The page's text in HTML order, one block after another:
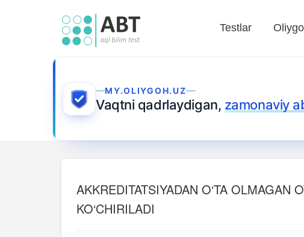
Testlar
MY.OLIYGOH.UZ
Vaqtni qadrlaydigan, zamonaviy
AKKREDITATSIYADAN O‘TA OLMAGAN
KO‘CHIRILADI